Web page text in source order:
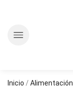
Inicio / Alimentación